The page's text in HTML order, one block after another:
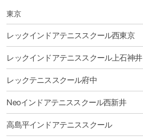
東京
レックインドアテニススクール西東京
レックインドアテニススクール上石神井
レックテニススクール府中
Neoインドアテニススクール西新井
高島平インドアテニススクール